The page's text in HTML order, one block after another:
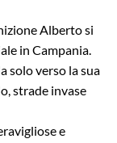
Alberto si
in Campania.
solo verso la sua
strade invase
e